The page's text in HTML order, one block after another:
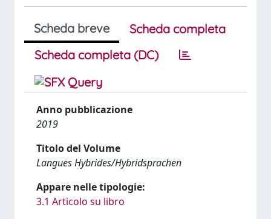
Scheda breve
Scheda completa
Scheda completa (DC)
Anno pubblicazione
2019
Titolo del Volume
Langues Hybrides/Hybridsprachen
Appare nelle tipologie:
3.1 Articolo su libro